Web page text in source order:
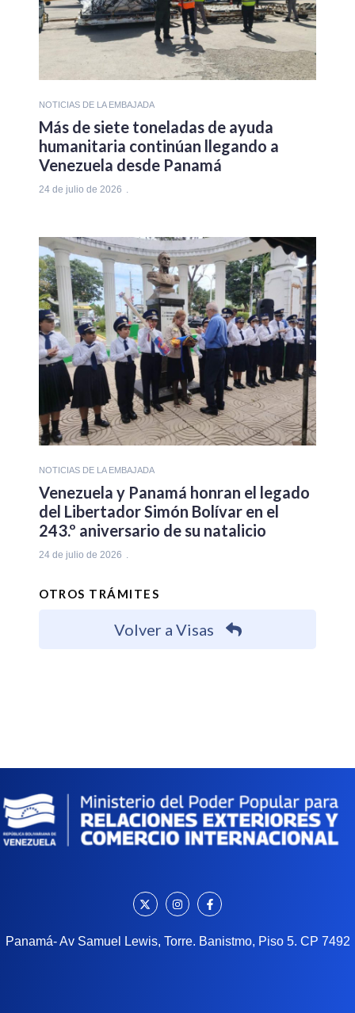
NOTICIAS DE LA EMBAJADA
Más de siete toneladas de ayuda
humanitaria continúan llegando a
Venezuela desde Panamá
24 de julio de 2026
NOTICIAS DE LA EMBAJADA
Venezuela y Panamá honran el legado
del Libertador Simón Bolívar en el
243.º aniversario de su natalicio
24 de julio de 2026
OTROS TRÁMITES
Volver a Visas
Panamá- Av Samuel Lewis, Torre. Banistmo, Piso 5. CP 7492